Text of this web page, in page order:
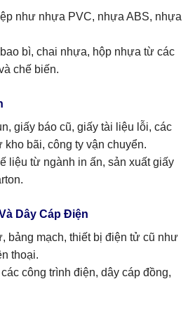
như nhựa PVC, nhựa ABS, nhựa
bì, chai nhựa, hộp nhựa từ các
chế biến.
giấy báo cũ, giấy tài liệu lỗi, các
kho bãi, công ty vận chuyển.
liệu từ ngành in ấn, sản xuất giấy
Dây Cáp Điện
bảng mạch, thiết bị điện tử cũ như
thoại.
công trình điện, dây cáp đồng,